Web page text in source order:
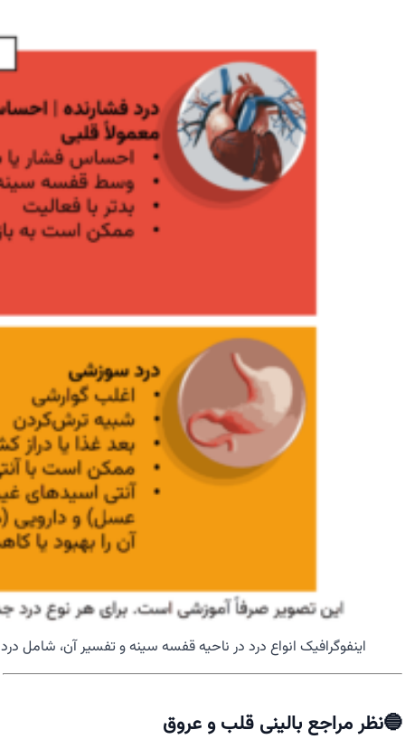
اینفوگرافیک انواع درد در ناحیه قفسه سینه و تفسیر آن، شامل
🔵نظر مراجع بالینی قلب و عروق